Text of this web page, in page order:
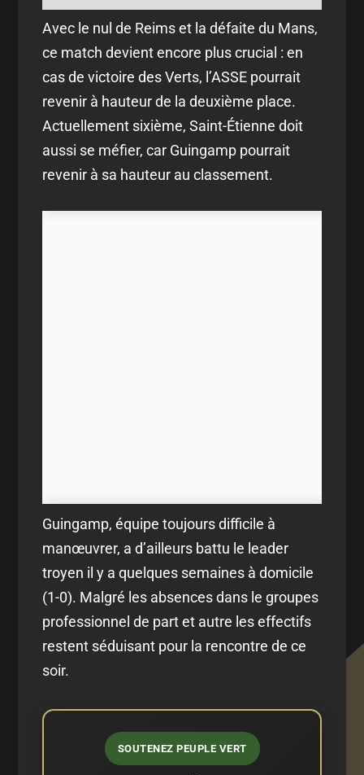
Avec le nul de Reims et la défaite du Mans,
ce match devient encore plus crucial : en
cas de victoire des Verts, l’ASSE pourrait
revenir à hauteur de la deuxième place.
Actuellement sixième, Saint-Étienne doit
aussi se méfier, car Guingamp pourrait
revenir à sa hauteur au classement.
Guingamp, équipe toujours difficile à
manœuvrer, a d’ailleurs battu le leader
troyen il y a quelques semaines à domicile
(1-0). Malgré les absences dans le groupes
professionnel de part et autre les effectifs
restent séduisant pour la rencontre de ce
soir.
SOUTENEZ PEUPLE VERT